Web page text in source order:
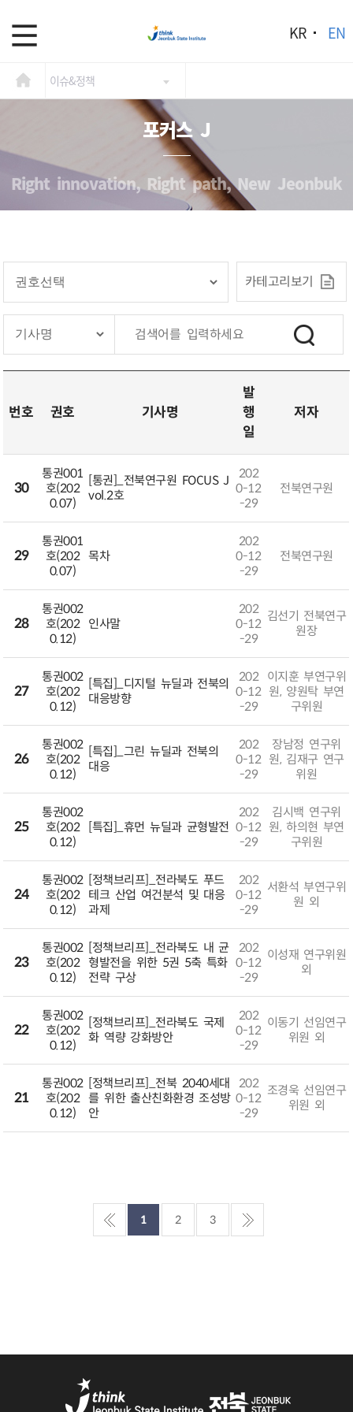
KR EN
이슈&정책
포커스 J
Right innovation, Right path, New Jeonbuk
카테고리보기
검색어를 입력하세요
번호 권호 기사명
발
행
일
저자
30
통권001
호(202
0.07)
[통권]_전북연구원 FOCUS J
vol.2호
202
0-12
-29
전북연구원
29
통권001
호(202
0.07)
목차
202
0-12
-29
전북연구원
28
통권002
호(202
0.12)
인사말
202
0-12
-29
김선기 전북연구
원장
27
통권002
호(202
0.12)
[특집]_디지털 뉴딜과 전북의
대응방향
202
0-12
-29
이지훈 부연구위
원, 양원탁 부연
구위원
26
통권002
호(202
0.12)
[특집]_그린 뉴딜과 전북의
대응
202
0-12
-29
장남정 연구위
원, 김재구 연구
위원
25
통권002
호(202
0.12)
[특집]_휴먼 뉴딜과 균형발전
202
0-12
-29
김시백 연구위
원, 하의현 부연
구위원
24
통권002
호(202
0.12)
[정책브리프]_전라북도 푸드
테크 산업 여건분석 및 대응
과제
202
0-12
-29
서환석 부연구위
원 외
23
통권002
호(202
0.12)
[정책브리프]_전라북도 내 균
형발전을 위한 5권 5축 특화
전략 구상
202
0-12
-29
이성재 연구위원
외
22
통권002
호(202
0.12)
[정책브리프]_전라북도 국제
화 역량 강화방안
202
0-12
-29
이동기 선임연구
위원 외
21
통권002
호(202
0.12)
[정책브리프]_전북 2040세대
를 위한 출산친화환경 조성방
안
202
0-12
-29
조경욱 선임연구
위원 외
1 2 3